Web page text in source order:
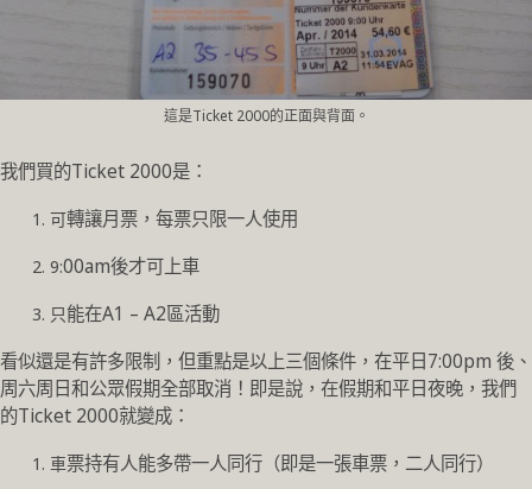
這是Ticket 2000的正面與背面。
我們買的Ticket 2000是：
可轉讓月票，每票只限一人使用
9:00am後才可上車
只能在A1 – A2區活動
看似還是有許多限制，但重點是以上三個條件，在平日7:00pm 後、
周六周日和公眾假期全部取消！即是說，在假期和平日夜晚，我們
的Ticket 2000就變成：
車票持有人能多帶一人同行（即是一張車票，二人同行）